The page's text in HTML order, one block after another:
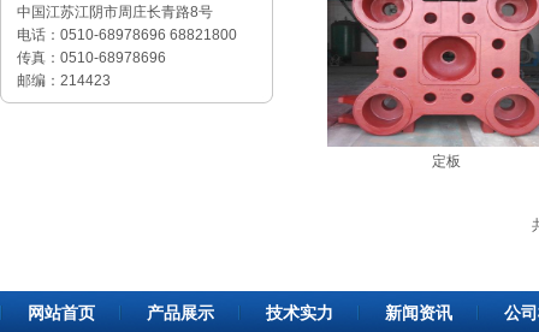
中国江苏江阴市周庄长青路8号
电话：0510-68978696 68821800
传真：0510-68978696
邮编：214423
定板
网站首页 产品展示 技术实力 新闻资讯 公